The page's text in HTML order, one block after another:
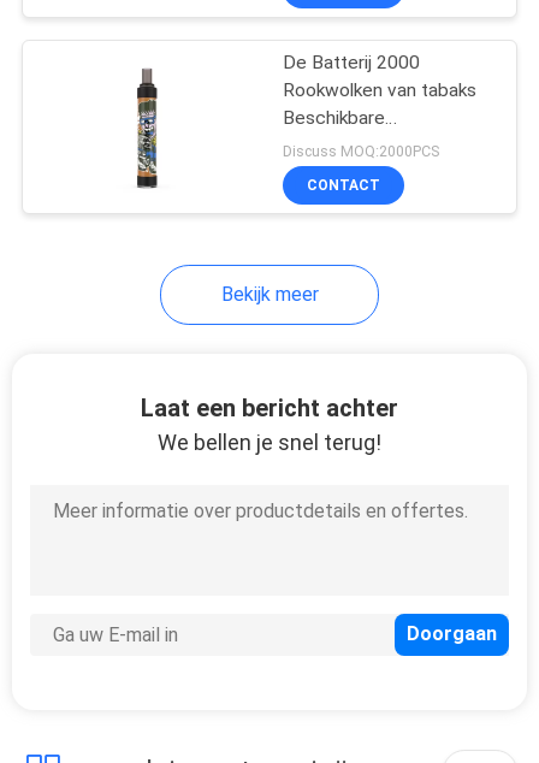
De
Aanzetuitrustingen
van het peulsysteem
Cigalikeverspreider
Cigarette
De Batterij 2000
Rookwolken van tabaks
Beschikbare
Elektronische Cig 7.0ml
650mAh
Discuss MOQ:2000PCS
CONTACT
Bekijk meer
Laat een bericht achter
We bellen je snel terug!